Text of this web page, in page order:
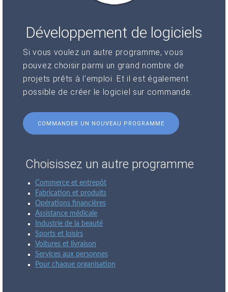
Développement de logiciels
Si vous voulez un autre programme, vous
pouvez choisir parmi un grand nombre de
projets prêts à l'emploi. Et il est également
possible de créer le logiciel sur commande.
COMMANDER UN NOUVEAU PROGRAMME
Choisissez un autre programme
Commerce et entrepôt
Fabrication et produits
Opérations financières
Assistance médicale
Industrie de la beauté
Sports et loisirs
Voitures et livraison
Services aux personnes
Pour chaque organisation